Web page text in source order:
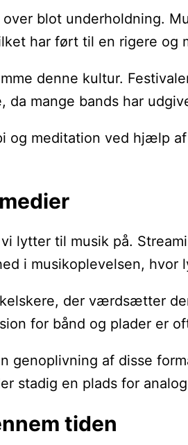
blot underholdning.
har ført til en rigere og
denne kultur.
mange bands har
og meditation ved
lytter til musik på.
i musikoplevelsen,
der værdsætter
for bånd og plader er
af disse
stadig en plads for
tiden